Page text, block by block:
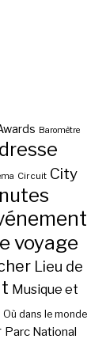
Baromètre
Circuit City
voyage
Lieu de
Musique et
Où dans le monde
Parc National